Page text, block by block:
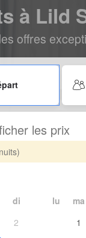
à Lild
offres
les prix
di
2
lu ma
1